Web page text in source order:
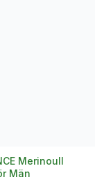
Merinoull
Män